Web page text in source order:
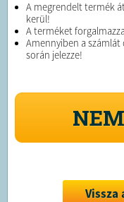
A megrendelt termék
kerül!
A terméket
Amennyiben a számlát
során jelezze!
Vissza